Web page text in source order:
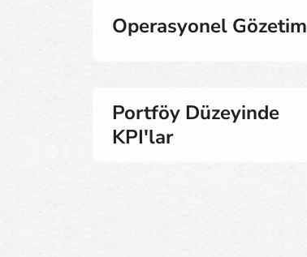
Operasyonel Gözetim
Portföy Düzeyinde
KPI'lar